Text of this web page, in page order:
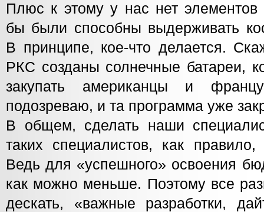
Плюс к этому у нас нет элементов
бы были способны выдерживать
В принципе, кое-что делается.
РКС созданы солнечные батареи,
закупать американцы и
подозреваю, и та программа уже
В общем, сделать наши
таких специалистов, как
Ведь для «успешного» освоения
как можно меньше. Поэтому все
дескать, «важные разработки,